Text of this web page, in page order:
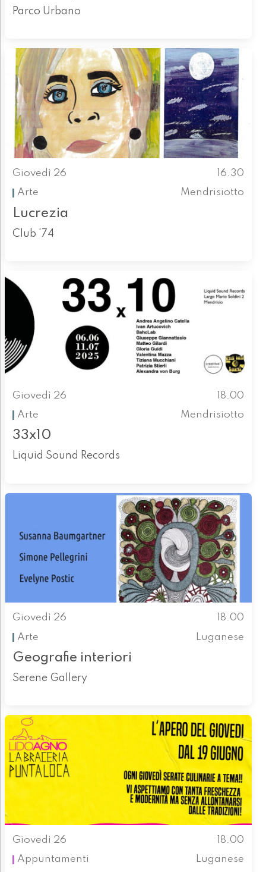
Parco Urbano
Giovedì 26
16.30
Arte
Mendrisiotto
Lucrezia
Club '74
Giovedì 26
18.00
Arte
Mendrisiotto
33x10
Liquid Sound Records
Giovedì 26
18.00
Arte
Luganese
Geografie interiori
Serene Gallery
Giovedì 26
18.00
Appuntamenti
Luganese